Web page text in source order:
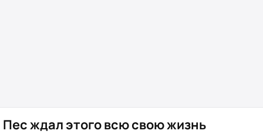
Пес ждал этого всю свою жизнь⁠⁠